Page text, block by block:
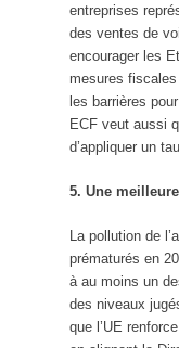
entreprises
des ventes de
encourager les
mesures
les barrières
ECF veut aussi
d’appliquer un
5. Une
La pollution de
prématurés en
à au moins un
des niveaux
que l’UE